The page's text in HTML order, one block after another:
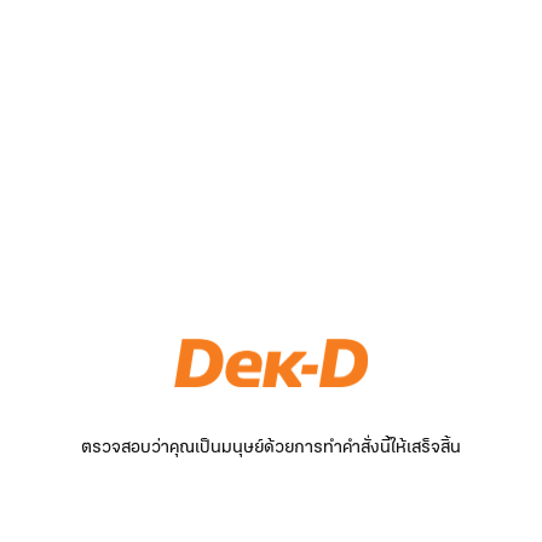
ตรวจสอบว่าคุณเป็นมนุษย์ด้วยการทำคำสั่งนี้ให้เสร็จสิ้น